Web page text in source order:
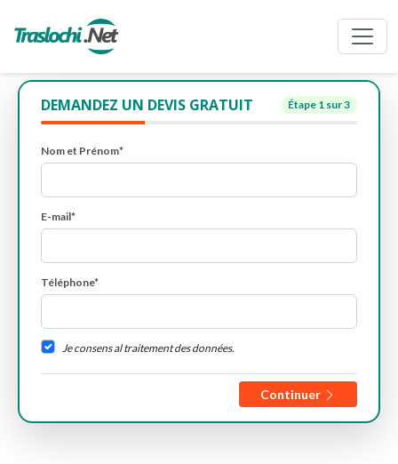
DEMANDEZ UN DEVIS GRATUIT Étape 1 sur 3
Nom et Prénom*
E-mail*
Téléphone*
Je consens al traitement des données.
Continuer